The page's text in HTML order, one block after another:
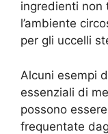
ingredienti non
l’ambiente
per gli uccelli
Alcuni esempi
essenziali di
possono
frequentate